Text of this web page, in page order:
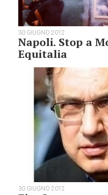
30 GIUGNO 2012
Napoli. Stop a
Equitalia
30 GIUGNO 2012